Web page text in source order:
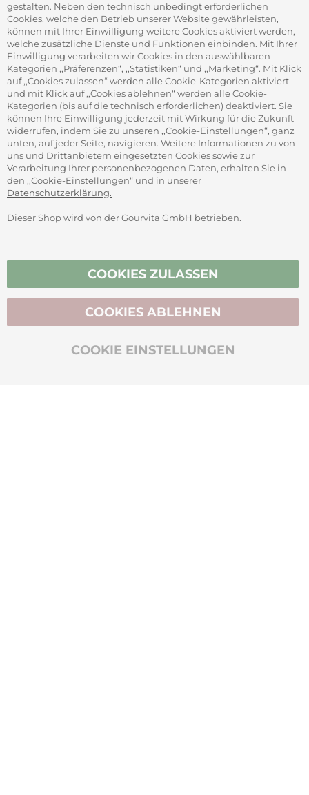
ADRESSE
Gourvita GmbH
Adam-Opel-Str. 19
63322 Rödermark
SICHER ZAHLEN
Vertrag widerrufen
BIO-ZERTIFIZIERT
gestalten. Neben den technisch unbedingt erforderlichen
Cookies, welche den Betrieb unserer Website gewährleisten,
können mit Ihrer Einwilligung weitere Cookies aktiviert werden,
welche zusätzliche Dienste und Funktionen einbinden. Mit Ihrer
Einwilligung verarbeiten wir Cookies in den auswählbaren
Kategorien ,,Präferenzen“, ,,Statistiken“ und ,,Marketing“. Mit Klick
auf ,,Cookies zulassen“ werden alle Cookie-Kategorien aktiviert
und mit Klick auf ,,Cookies ablehnen“ werden alle Cookie-
Kategorien (bis auf die technisch erforderlichen) deaktiviert. Sie
können Ihre Einwilligung jederzeit mit Wirkung für die Zukunft
widerrufen, indem Sie zu unseren ,,Cookie-Einstellungen“, ganz
unten, auf jeder Seite, navigieren. Weitere Informationen zu von
uns und Drittanbietern eingesetzten Cookies sowie zur
Verarbeitung Ihrer personenbezogenen Daten, erhalten Sie in
den ,,Cookie-Einstellungen“ und in unserer
Datenschutzerklärung.
Dieser Shop wird von der Gourvita GmbH betrieben.
COOKIES ZULASSEN
COOKIE EINSTELLUNGEN
COOKIES ABLEHNEN